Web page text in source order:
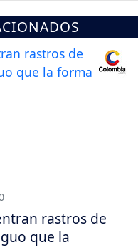
rastros de
que la